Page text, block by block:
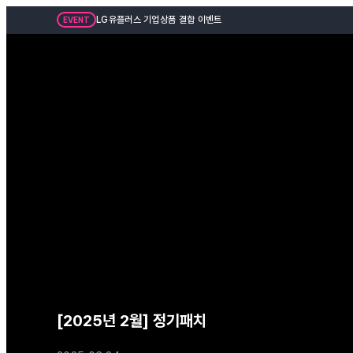
EVENT LG유플러스 기업상품 결합 이벤트
[2025년 2월] 정기패치